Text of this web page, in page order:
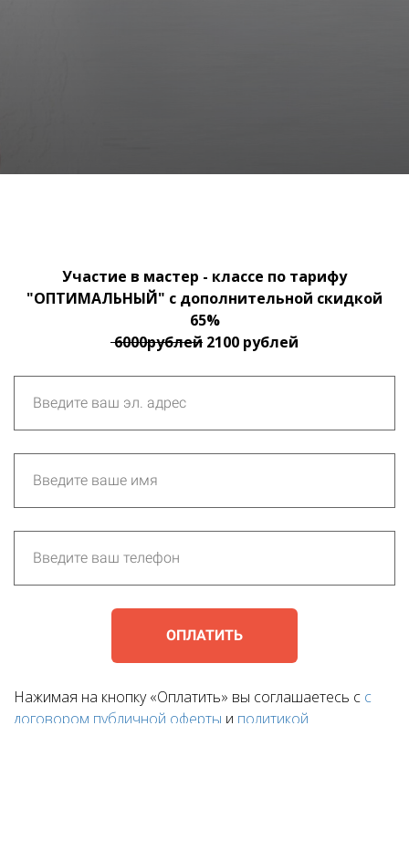
Участие в мастер - классе по тарифу
"ОПТИМАЛЬНЫЙ" с дополнительной скидкой
65%
6000рублей 2100 рублей
ОПЛАТИТЬ
Нажимая на кнопку «Оплатить» вы соглашаетесь с с
договором публичной оферты и политикой